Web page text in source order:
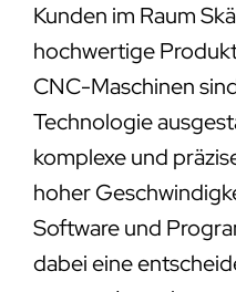
Kunden im Raum
hochwertige
CNC-Maschinen
Technologie
komplexe und
hoher
Software und
dabei eine